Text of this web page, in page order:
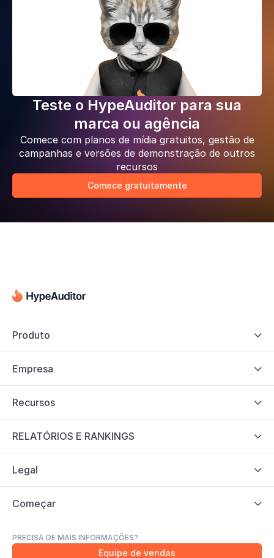
Teste o HypeAuditor para sua
marca ou agência
Comece com planos de mídia gratuitos, gestão de
campanhas e versões de demonstração de outros
recursos
Comece gratuitamente
PRECISA DE MAIS INFORMAÇÕES?
Equipe de vendas
Produto 
Empresa 
Recursos 
RELATÓRIOS E RANKINGS 
Legal 
Começar 